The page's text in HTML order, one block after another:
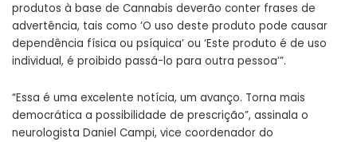
produtos à base de Cannabis deverão conter frases de
advertência, tais como ‘O uso deste produto pode causar
dependência física ou psíquica’ ou ‘Este produto é de uso
individual, é proibido passá-lo para outra pessoa’”.
“Essa é uma excelente notícia, um avanço. Torna mais
democrática a possibilidade de prescrição”, assinala o
neurologista Daniel Campi, vice coordenador do